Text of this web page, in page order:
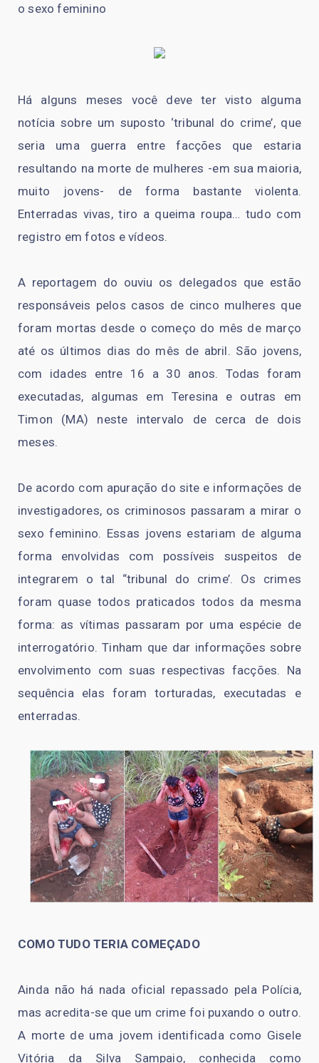
o sexo feminino
Há alguns meses você deve ter visto alguma
notícia sobre um suposto ‘tribunal do crime’, que
seria uma guerra entre facções que estaria
resultando na morte de mulheres -em sua maioria,
muito jovens- de forma bastante violenta.
Enterradas vivas, tiro a queima roupa… tudo com
registro em fotos e vídeos.
A reportagem do ouviu os delegados que estão
responsáveis pelos casos de cinco mulheres que
foram mortas desde o começo do mês de março
até os últimos dias do mês de abril. São jovens,
com idades entre 16 a 30 anos. Todas foram
executadas, algumas em Teresina e outras em
Timon (MA) neste intervalo de cerca de dois
meses.
De acordo com apuração do site e informações de
investigadores, os criminosos passaram a mirar o
sexo feminino. Essas jovens estariam de alguma
forma envolvidas com possíveis suspeitos de
integrarem o tal “tribunal do crime’. Os crimes
foram quase todos praticados todos da mesma
forma: as vítimas passaram por uma espécie de
interrogatório. Tinham que dar informações sobre
envolvimento com suas respectivas facções. Na
sequência elas foram torturadas, executadas e
enterradas.
COMO TUDO TERIA COMEÇADO
Ainda não há nada oficial repassado pela Polícia,
mas acredita-se que um crime foi puxando o outro.
A morte de uma jovem identificada como Gisele
Vitória da Silva Sampaio, conhecida como